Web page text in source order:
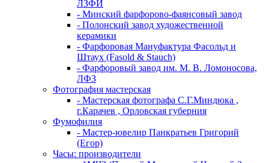
ЛЗФИ
- Минский фарфорово-фаянсовый завод
- Полонский завод художественной
керамики
- Фарфоровая Мануфактура Фасольд и
Штаух (Fasold & Stauch)
- Фарфоровый завод им. М. В. Ломоносова,
ЛФЗ
Фотография мастерская
- Мастерская фотографа С.Г.Миндюка ,
г.Карачев , Орловская губерния
Фумофилия
- Мастер-ювелир Панкратьев Григорий
(Егор)
Часы: производители